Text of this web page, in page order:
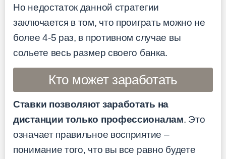
Но недостаток данной стратегии
заключается в том, что проиграть можно не
более 4-5 раз, в противном случае вы
сольете весь размер своего банка.
Кто может заработать
Ставки позволяют заработать на
дистанции только профессионалам. Это
означает правильное восприятие –
понимание того, что вы все равно будете